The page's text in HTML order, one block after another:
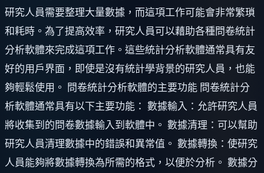
研究人員需要整理大量數據，而這項工作可能會非常繁瑣
和耗時。為了提高效率，研究人員可以藉助各種問卷統計
分析軟體來完成這項工作。這些統計分析軟體通常具有友
好的用戶界面，即使是沒有統計學背景的研究人員，也能
夠輕鬆使用。 問卷統計分析軟體的主要功能 問卷統計分
析軟體通常具有以下主要功能： 數據輸入：允許研究人員
將收集到的問卷數據輸入到軟體中。 數據清理：可以幫助
研究人員清理數據中的錯誤和異常值。 數據轉換：使研究
人員能夠將數據轉換為所需的格式，以便於分析。 數據分